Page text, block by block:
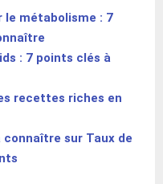
le métabolisme : 7
: 7 points clés à
recettes riches en
sur Taux de